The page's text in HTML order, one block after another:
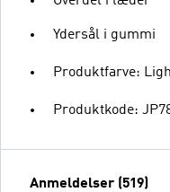
Ydersål i gummi
Produktfarve:
Produktkode:
Anmeldelser (519)